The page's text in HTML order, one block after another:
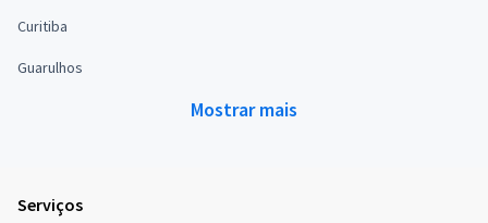
Curitiba
Guarulhos
Mostrar mais
Serviços